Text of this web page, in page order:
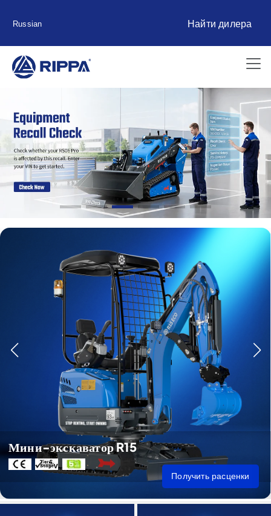
Russian Найти дилера
Мини-экскаватор R15
Получить расценки